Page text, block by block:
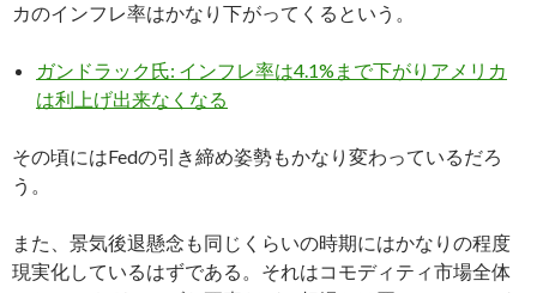
カのインフレ率はかなり下がってくるという。
ガンドラック氏: インフレ率は4.1%まで下がりアメリカ
は利上げ出来なくなる
その頃にはFedの引き締め姿勢もかなり変わっているだろ
う。
また、景気後退懸念も同じくらいの時期にはかなりの程度
現実化しているはずである。それはコモディティ市場全体